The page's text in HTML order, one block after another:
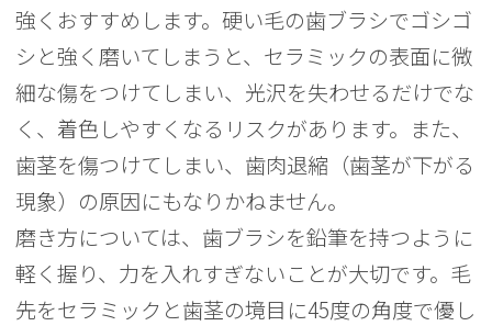
強くおすすめします。硬い毛の歯ブラシでゴシゴ
シと強く磨いてしまうと、セラミックの表面に微
細な傷をつけてしまい、光沢を失わせるだけでな
く、着色しやすくなるリスクがあります。また、
歯茎を傷つけてしまい、歯肉退縮（歯茎が下がる
現象）の原因にもなりかねません。
磨き方については、歯ブラシを鉛筆を持つように
軽く握り、力を入れすぎないことが大切です。毛
先をセラミックと歯茎の境目に45度の角度で優し